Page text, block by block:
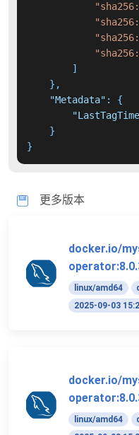
]
} ,
"Metadata" :
{
}
}
更多版本
docker.io/
linux/amd64
2025-09-03
docker.io/
linux/amd64